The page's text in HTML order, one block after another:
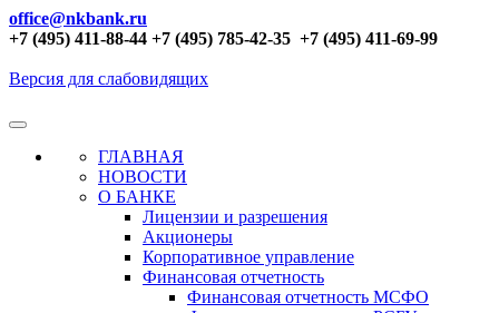
office@nkbank.ru
+7 (495) 411-88-44 +7 (495) 785-42-35 +7 (495) 411-69-99
Версия для слабовидящих
ГЛАВНАЯ
НОВОСТИ
О БАНКЕ
Лицензии и разрешения
Акционеры
Корпоративное управление
Финансовая отчетность
Финансовая отчетность МСФО